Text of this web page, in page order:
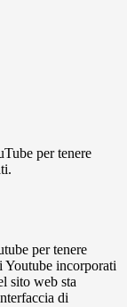
per tenere
per tenere
Youtube incorporati
sito web sta
di